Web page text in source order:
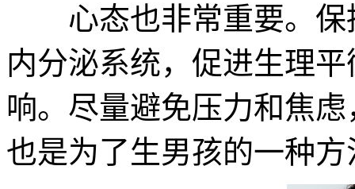
心态也非常重要。保
内分泌系统，促进生理
响。尽量避免压力和焦
也是为了生男孩的一种方